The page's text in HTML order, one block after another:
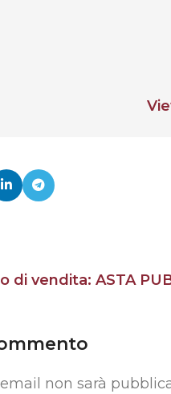
di vendita: ASTA
non sarà